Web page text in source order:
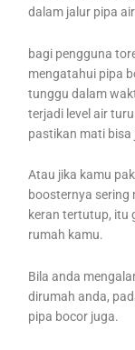
dalam jalur pipa
bagi pengguna
mengatahui pipa
tunggu dalam
terjadi level air
pastikan mati bisa
Atau jika kamu
boosternya sering
keran tertutup, itu
rumah kamu.
Bila anda
dirumah anda,
pipa bocor juga.